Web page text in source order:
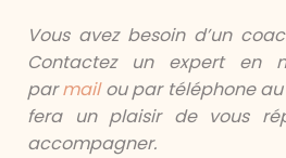
Vous avez besoin d’un
Contactez un expert en
parmailou par téléphone au
fera un plaisir de vous
accompagner.